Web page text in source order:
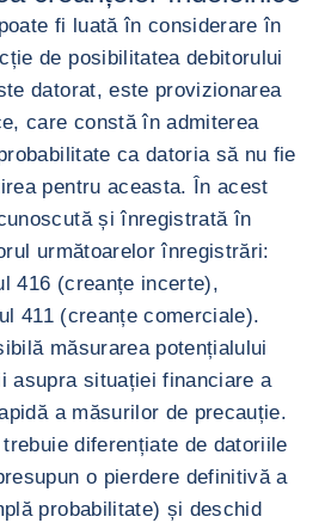
fi luată în considerare în
de posibilitatea debitorului
datorat, este provizionarea
care constă în admiterea
ca datoria să nu fie
pentru aceasta. În acest
și înregistrată în
următoarelor înregistrări:
(creanțe incerte),
(creanțe comerciale).
măsurarea potențialului
asupra situației financiare a
a măsurilor de precauție.
diferențiate de datoriile
o pierdere definitivă a
probabilitate) și deschid